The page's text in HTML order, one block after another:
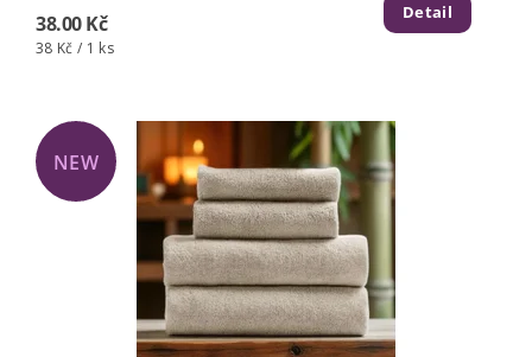
38.00 Kč
38 Kč / 1 ks
Detail
NEW